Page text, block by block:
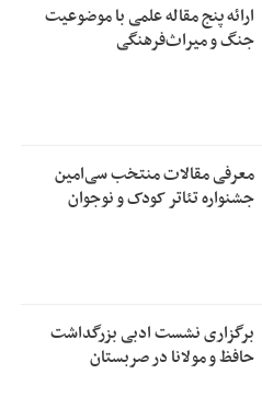
ارائه پنج مقاله علمی با موضوعیت
جنگ و میراث‌فرهنگی
معرفی مقالات منتخب سی‌امین
جشنواره تئاتر کودک و نوجوان
برگزاری نشست ادبی بزرگداشت
حافظ و مولانا در صربستان